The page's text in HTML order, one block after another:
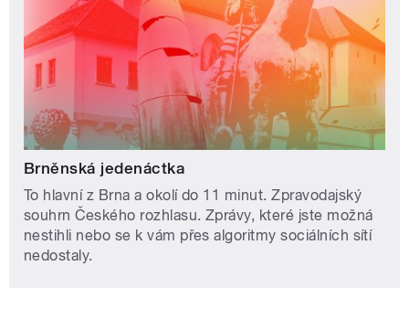
Brněnská jedenáctka
To hlavní z Brna a okolí do 11 minut. Zpravodajský
souhrn Českého rozhlasu. Zprávy, které jste možná
nestihli nebo se k vám přes algoritmy sociálních sítí
nedostaly.